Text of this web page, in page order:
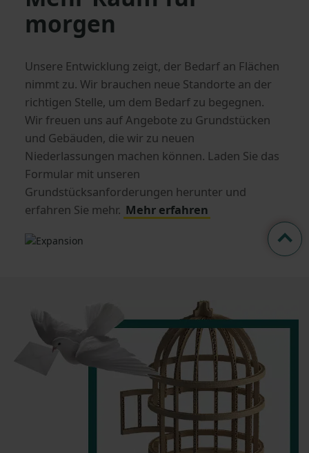
morgen
Unsere Entwicklung zeigt, der Bedarf an Flächen
nimmt zu. Wir brauchen neue Standorte an der
richtigen Stelle, um dem Bedarf zu begegnen.
Wir freuen uns auf Angebote zu Grundstücken
und Gebäuden, die wir zu neuen
Niederlassungen machen können. Laden Sie das
Formular mit unseren
Grundstücksanforderungen herunter und
erfahren Sie mehr. Mehr erfahren